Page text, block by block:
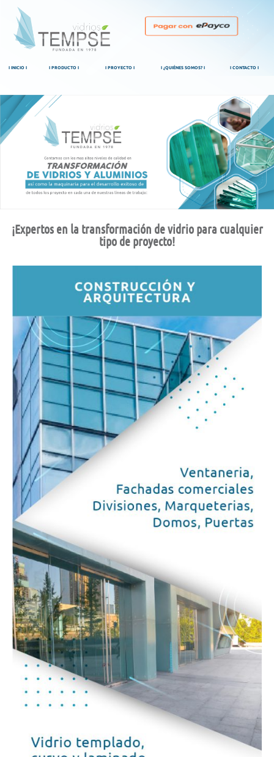
I INICIO I I PRODUCTO I I PROYECTO I I ¿QUIÉNES SOMOS? I I CONTACTO I
¡Expertos en la transformación de vidrio para cualquier
tipo de proyecto!